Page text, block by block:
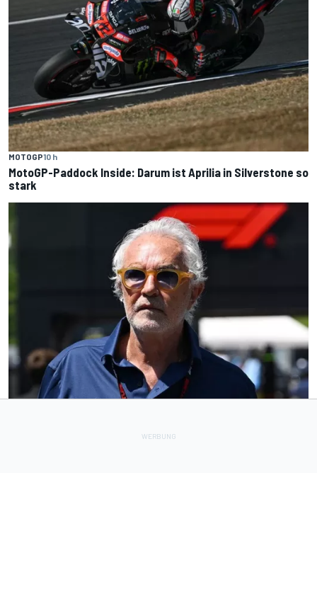
MOTOGP10 h
MotoGP-Paddock Inside: Darum ist Aprilia in Silverstone so
stark